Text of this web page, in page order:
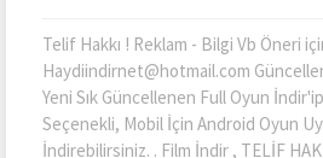
Telif Hakkı ! Reklam - Bilgi Vb Öneri
Haydiindirnet@hotmail.com
Yeni Sık Güncellenen Full Oyun
Seçenekli, Mobil İçin Android Oyun
İndirebilirsiniz. . Film İndir , TELİF